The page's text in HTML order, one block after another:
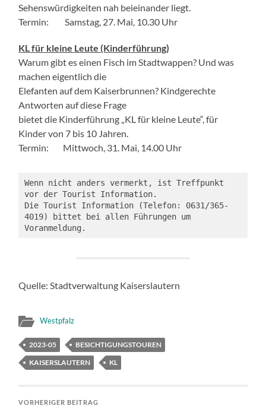
Sehenswürdigkeiten nah beieinander liegt.
Termin: Samstag, 27. Mai, 10.30 Uhr
KL für kleine Leute (Kinderführung)
Warum gibt es einen Fisch im Stadtwappen? Und was
machen eigentlich die
Elefanten auf dem Kaiserbrunnen? Kindgerechte
Antworten auf diese Frage
bietet die Kinderführung „KL für kleine Leute“, für
Kinder von 7 bis 10 Jahren.
Termin: Mittwoch, 31. Mai, 14.00 Uhr
Wenn nicht anders vermerkt, ist Treffpunkt
vor der Tourist Information.
Die Tourist Information (Telefon: 0631/365-
4019) bittet bei allen Führungen um
Voranmeldung.
Quelle: Stadtverwaltung Kaiserslautern
Westpfalz
2023-05
BESICHTIGUNGSTOUREN
KAISERSLAUTERN
KL
VORHERIGER BEITRAG